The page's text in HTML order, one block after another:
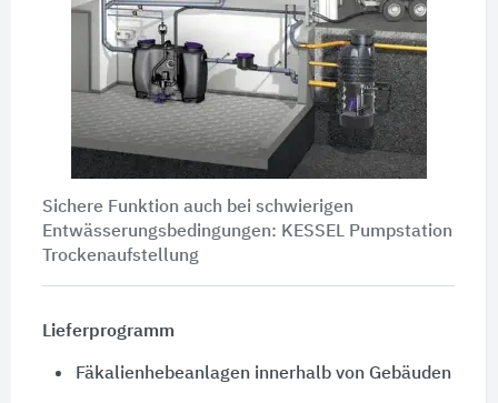
Sichere Funktion auch bei schwierigen
Entwässerungsbedingungen: KESSEL Pumpstation
Trockenaufstellung
Lieferprogramm
Fäkalienhebeanlagen innerhalb von Gebäuden